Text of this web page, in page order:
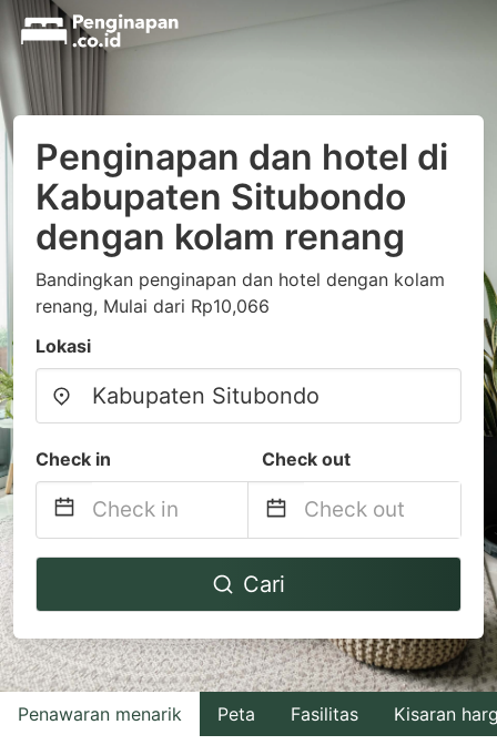
Penginapan dan hotel di
Kabupaten Situbondo
dengan kolam renang
Bandingkan penginapan dan hotel dengan kolam
renang, Mulai dari Rp10,066
Lokasi
Check in Check out
Navigate
to
interact
with
the
Navigate
to
interact
with
the
Cari
Penawaran menarik Peta Fasilitas Kisaran